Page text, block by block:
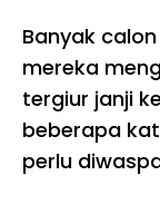
Banyak
mereka
tergiur janji
beberapa
perlu